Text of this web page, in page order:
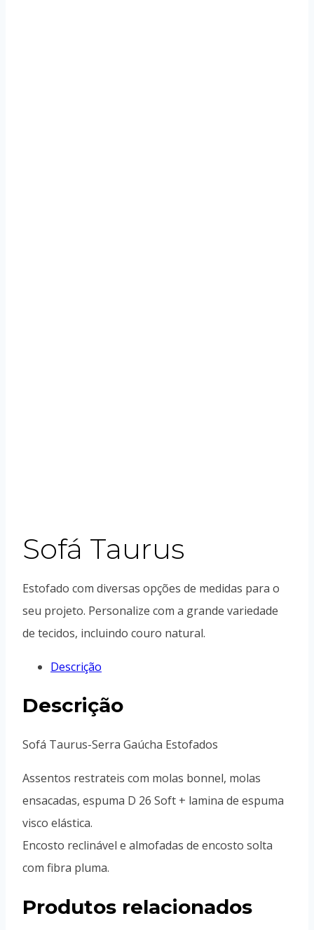
Sofá Taurus
Estofado com diversas opções de medidas para o
seu projeto. Personalize com a grande variedade
de tecidos, incluindo couro natural.
Descrição
Descrição
Sofá Taurus-Serra Gaúcha Estofados
Assentos restrateis com molas bonnel, molas
ensacadas, espuma D 26 Soft + lamina de espuma
visco elástica.
Encosto reclinável e almofadas de encosto solta
com fibra pluma.
Produtos relacionados